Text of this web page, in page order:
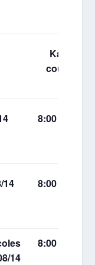
Karate
courses
8:00 – 10:00
14 8:00 – 10:00
14
8:00 – 10:00